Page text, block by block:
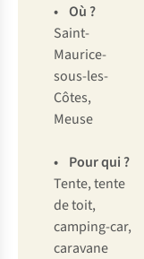
• Où ?
Saint-
Maurice-
sous-les-
Côtes,
Meuse
• Pour qui ?
Tente, tente
de toit,
camping-car,
caravane